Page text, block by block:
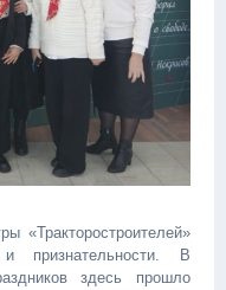
«Тракторостроителей»
признательности. В
здесь прошло